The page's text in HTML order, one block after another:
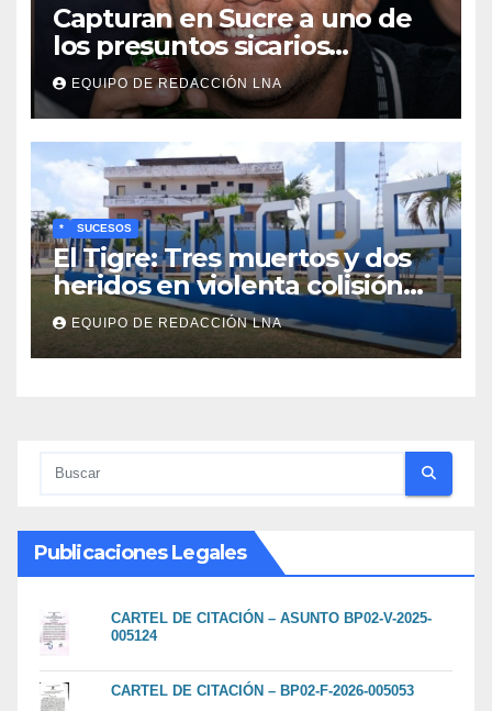
Capturan en Sucre a uno de
los presuntos sicarios
implicados en el asesinato de
la líder pesquera Lylianna
Tineo
EQUIPO DE REDACCIÓN LNA
* SUCESOS
El Tigre: Tres muertos y dos
heridos en violenta colisión
de vehículos
EQUIPO DE REDACCIÓN LNA
Publicaciones Legales
CARTEL DE CITACIÓN – ASUNTO BP02-V-2025-
005124
CARTEL DE CITACIÓN – BP02-F-2026-005053